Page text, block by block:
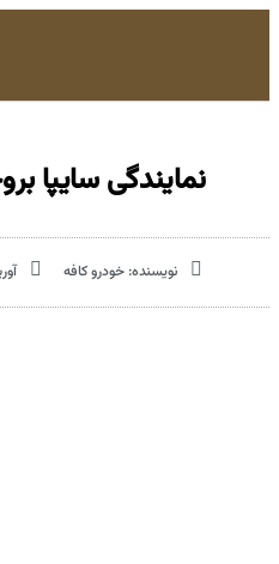
نمایندگی سایپا
نویسنده: خودرو کافه آوریل